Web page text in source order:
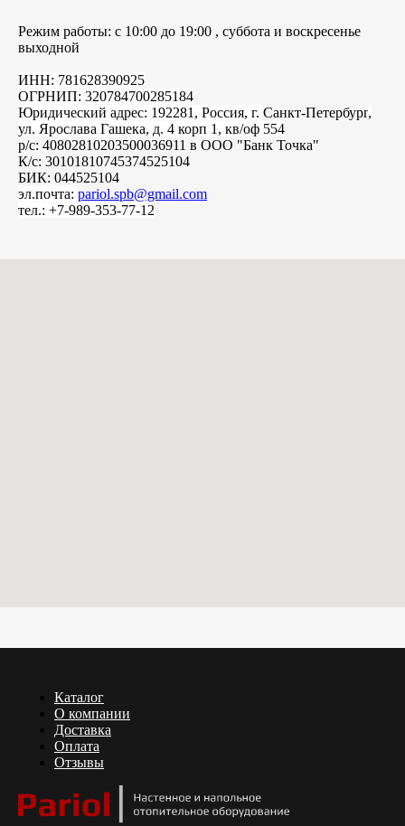
Режим работы: с 10:00 до 19:00 , суббота и воскресенье
выходной
ИНН: 781628390925
ОГРНИП: 320784700285184
Юридический адрес: 192281, Россия, г. Санкт-Петербург,
ул. Ярослава Гашека, д. 4 корп 1, кв/оф 554
р/с: 40802810203500036911 в ООО "Банк Точка"
К/с: 30101810745374525104
БИК: 044525104
эл.почта: pariol.spb@gmail.com
тел.: +7-989-353-77-12
Каталог
О компании
Доставка
Оплата
Отзывы